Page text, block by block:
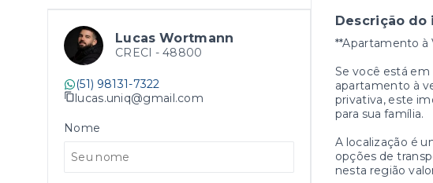
Descrição do
**Apartamento à
Se você está
apartamento à
privativa, este
para sua família.
A localização é
opções de
nesta região
Lucas Wortmann
CRECI - 48800
(51) 98131-7322
lucas.uniq@gmail.com
Nome